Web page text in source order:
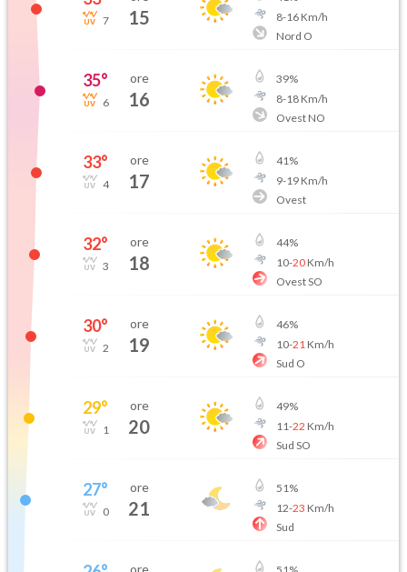
7 15
8-16Km/h
Nord O
35°
6
ore
16
39%
8-18Km/h
Ovest NO
33°
4
ore
17
41%
9-19Km/h
Ovest
32°
3
ore
18
44%
10-20Km/h
Ovest SO
30°
2
ore
19
46%
10-21 Km/h
Sud O
29°
1
ore
20
49%
11-22 Km/h
Sud SO
27°
0
ore
21
51%
12-23 Km/h
Sud